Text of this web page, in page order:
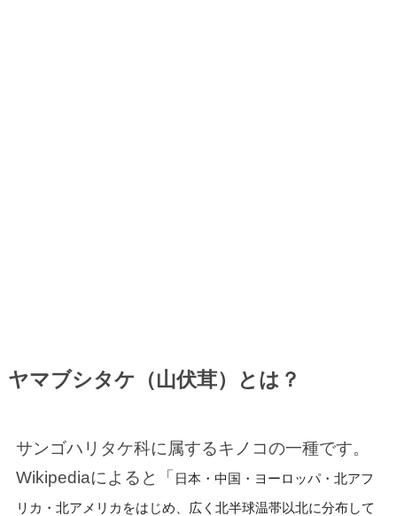
ヤマブシタケ（山伏茸）とは？
サンゴハリタケ科に属するキノコの一種です。
Wikipediaによると「 日本・中国・ヨーロッパ・北アフ
リカ・北アメリカをはじめ、広く北半球温帯以北に分布して